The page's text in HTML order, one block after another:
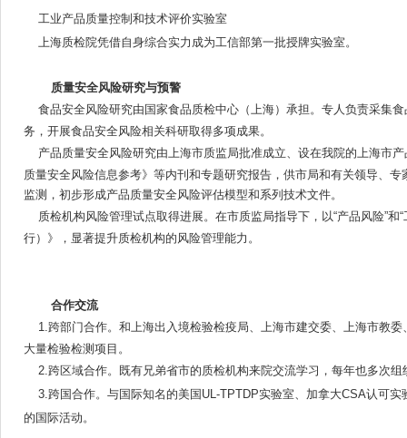
工业产品质量控制和技术评价实验室
上海质检院凭借自身综合实力成为工信部第一批授牌实验室。
质量安全风险研究与预警
食品安全风险研究由国家食品质检中心（上海）承担。专人负责采集
务，开展食品安全风险相关科研取得多项成果。
产品质量安全风险研究由上海市质监局批准成立、设在我院的上海市
质量安全风险信息参考》等内刊和专题研究报告，供市局和有关领导、
监测，初步形成产品质量安全风险评估模型和系列技术文件。
质检机构风险管理试点取得进展。在市质监局指导下，以“产品风险”
行）》，显著提升质检机构的风险管理能力。
合作交流
1.跨部门合作。和上海出入境检验检疫局、上海市建交委、上海市教
大量检验检测项目。
2.跨区域合作。既有兄弟省市的质检机构来院交流学习，每年也多次
3.跨国合作。与国际知名的美国UL-TPTDP实验室、加拿大CSA认可
的国际活动。